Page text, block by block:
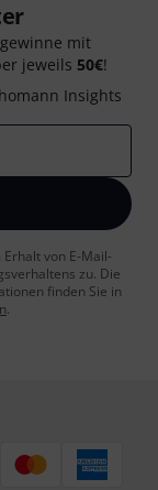
mit
jeweils 50€!
Insights
von E-Mail-
zu. Die
finden Sie in
.